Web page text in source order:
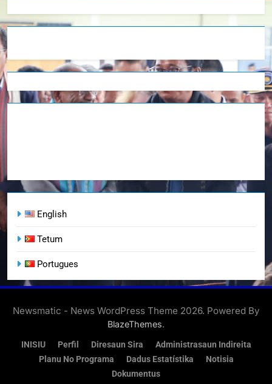
English
Tetum
Portugues
Newsmatic - News WordPress Theme 2026. Powered By
BlazeThemes.
INISIU Perfil Diresaun Sira
Administrasaun Indireita
Planu No Programa
Dadus Estatístika
Notisia
Dokumentus